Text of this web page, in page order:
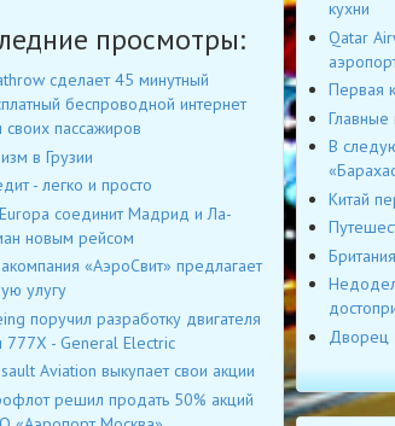
кухни
Qatar
Первая
Главные
В
Китай
Дворец
просмотры:
сделает 45 минутный
беспроводной интернет
своих пассажиров
в Грузии
- легко и просто
соединит Мадрид и Ла-
новым рейсом
«АэроСвит» предлагает
улугу
поручил разработку двигателя
777X - General Electric
Aviation выкупает свои акции
решил продать 50% акций